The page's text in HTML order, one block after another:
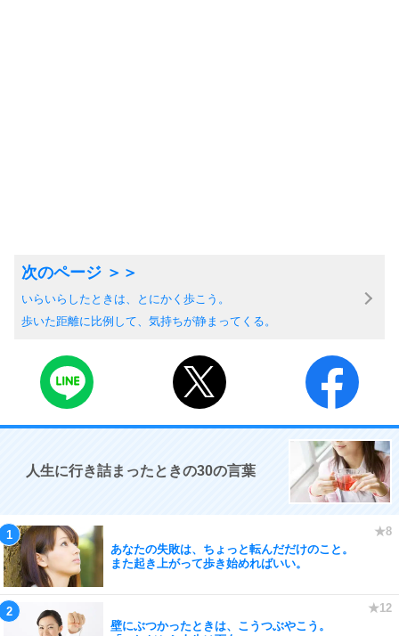
いらいらしたときは、とにかく歩こう。
歩いた距離に比例して、気持ちが静まってくる。
人生に行き詰まったときの30の言葉
あなたの失敗は、ちょっと転んだだけのこと。
また起き上がって歩き始めればいい。
壁にぶつかったときは、こうつぶやこう。